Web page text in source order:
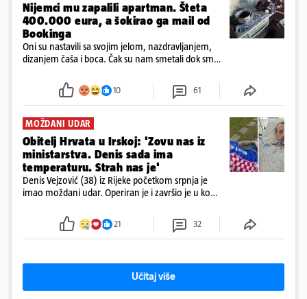
Nijemci mu zapalili apartman. Šteta
400.000 eura, a šokirao ga mail od
Bookinga
Oni su nastavili sa svojim jelom, nazdravljanjem,
dizanjem čaša i boca. Čak su nam smetali dok smo
požar, rekao je vlasnik
10 61
MOŽDANI UDAR
Obitelj Hrvata u Irskoj: 'Zovu nas iz
ministarstva. Denis sada ima
temperaturu. Strah nas je'
Denis Vejzović (38) iz Rijeke početkom srpnja je
imao moždani udar. Operiran je i završio je u komi.
tamošnji liječnici ne vjeruju u oporavak: 'Imamo
21 32
Učitaj više